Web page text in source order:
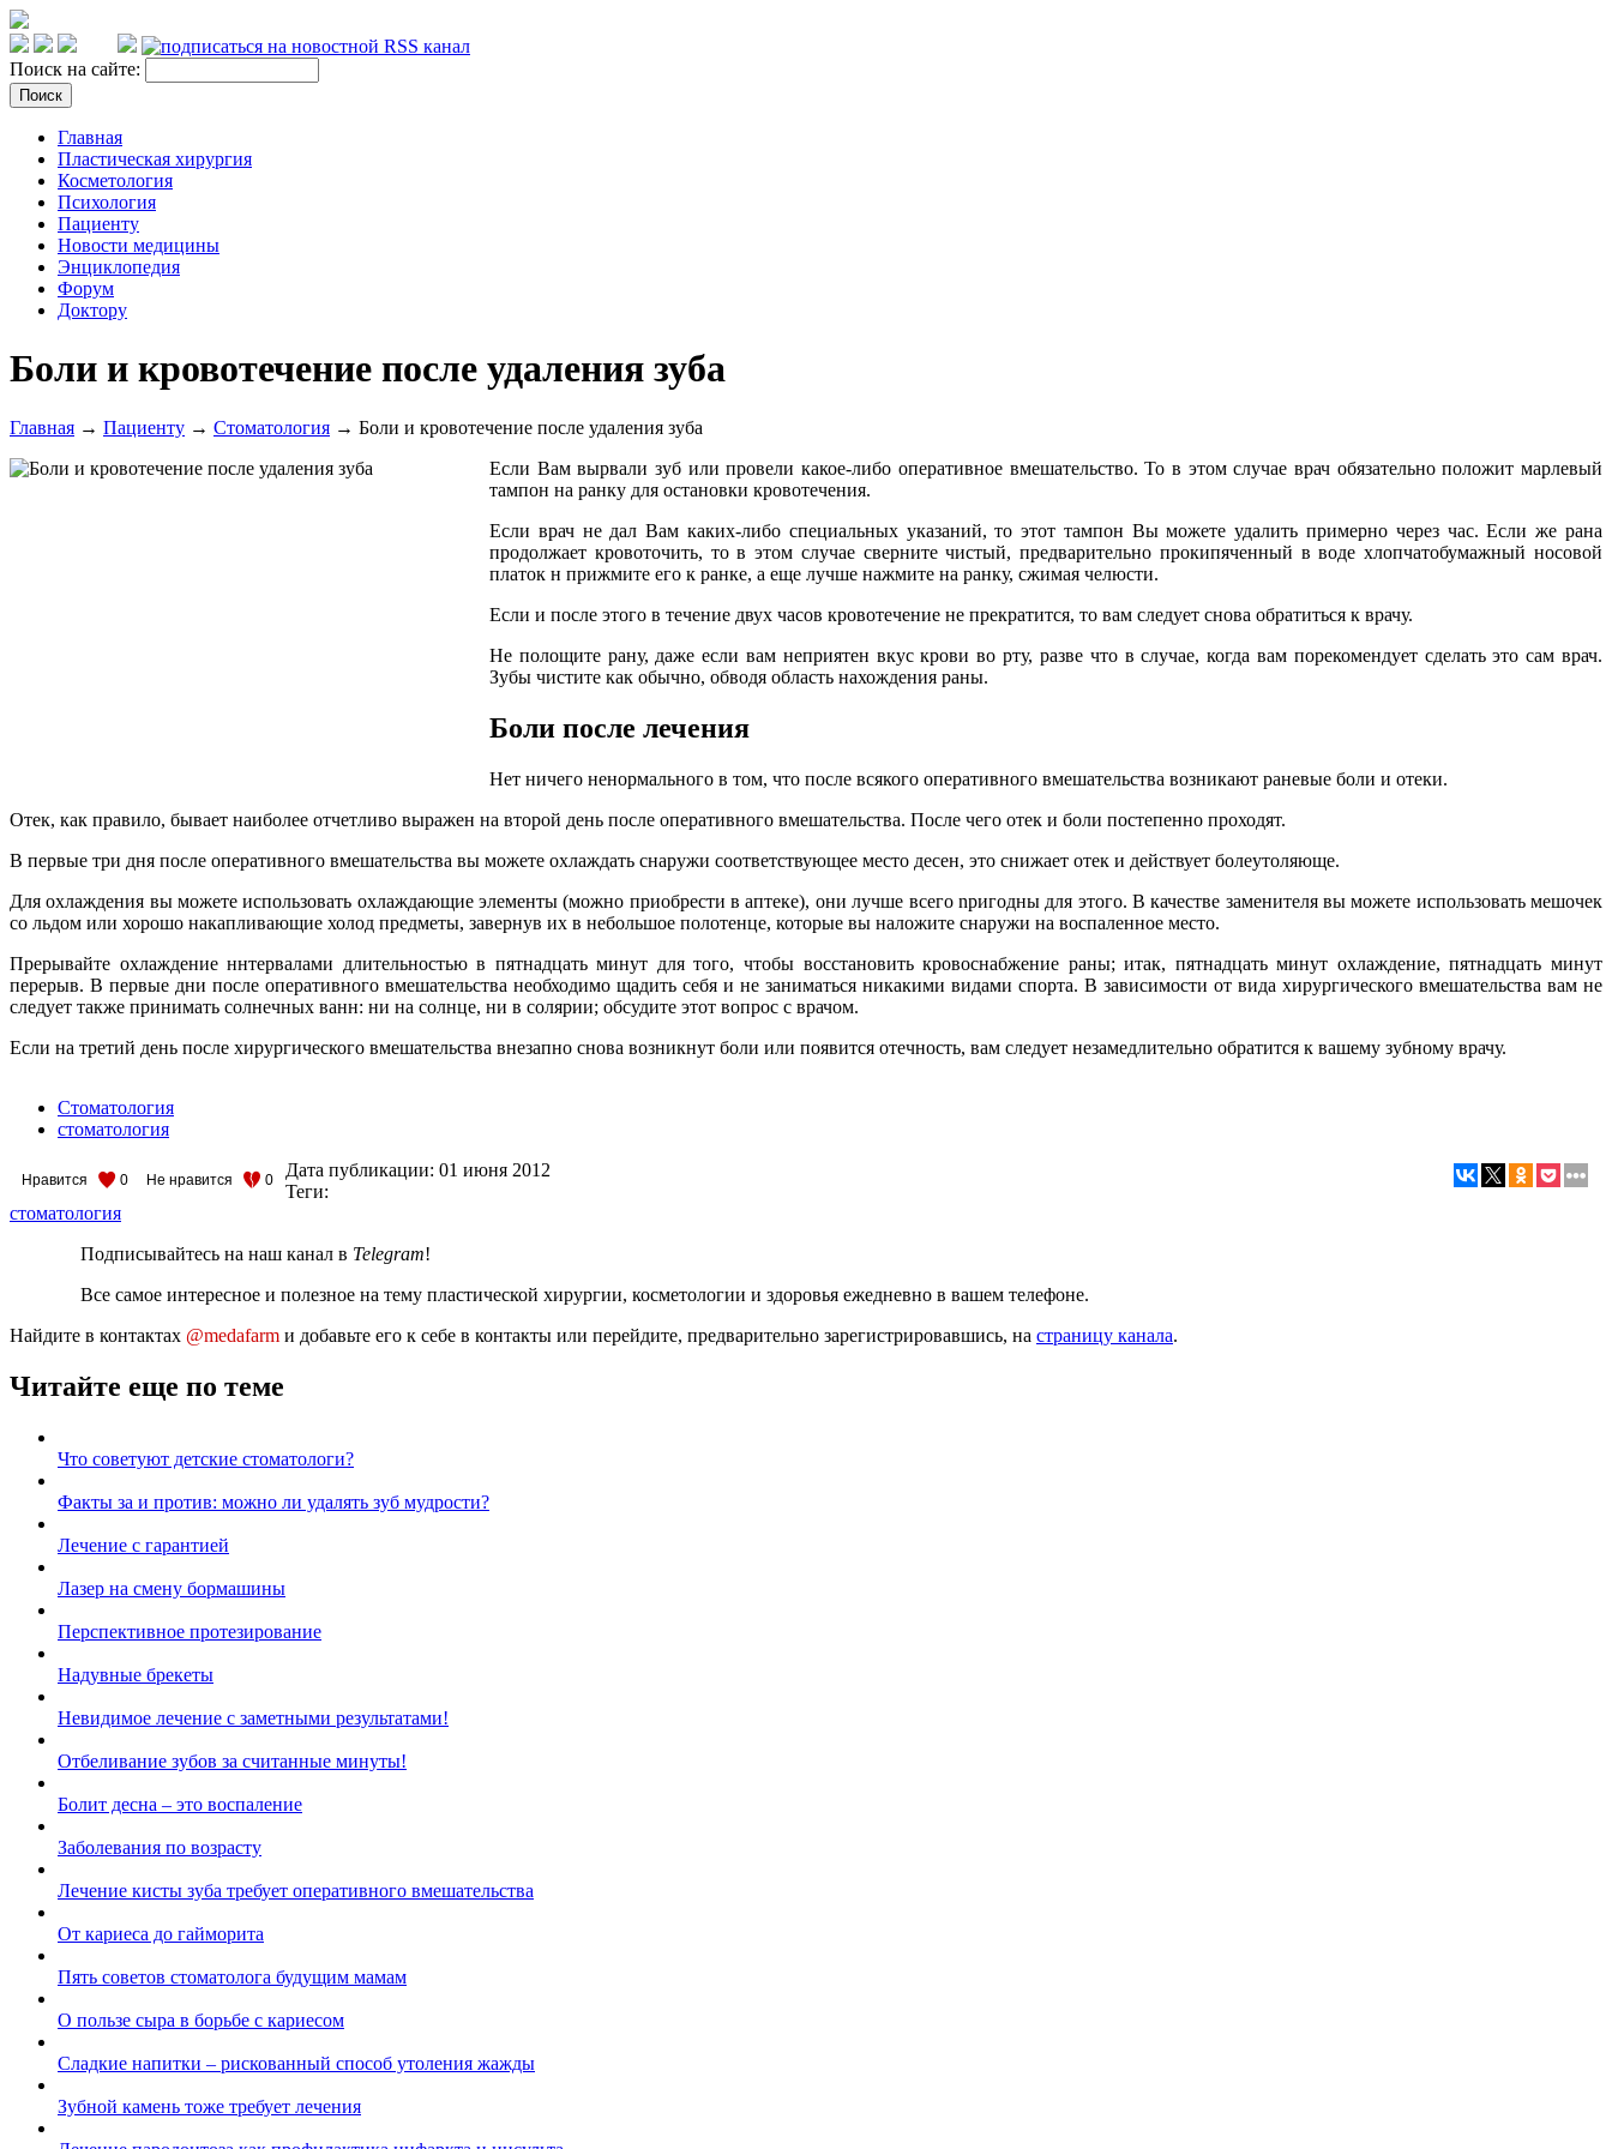
Поиск на сайте:
Главная
Пластическая хирургия
Косметология
Психология
Пациенту
Новости медицины
Энциклопедия
Форум
Доктору
Боли и кровотечение после удаления зуба
Главная → Пациенту → Стоматология → Боли и кровотечение после удаления зуба
Если Вам вырвали зуб или провели какое-либо оперативное вмешательство. То в этом случае врач обязательно положит марлевый
тампон на ранку для остановки кровотечения.
Если врач не дал Вам каких-либо специальных указаний, то этот тампон Вы можете удалить примерно через час. Если же рана
продолжает кровоточить, то в этом случае сверните чистый, предварительно прокипяченный в воде хлопчатобумажный носовой
платок н прижмите его к ранке, а еще лучше нажмите на ранку, сжимая челюсти.
Если и после этого в течение двух часов кровотечение не прекратится, то вам следует снова обратиться к врачу.
Не полощите рану, даже если вам неприятен вкус крови во рту, разве что в случае, когда вам порекомендует сделать это сам врач.
Зубы чистите как обычно, обводя область нахождения раны.
Боли после лечения
Нет ничего ненормального в том, что после всякого оперативного вмешательства возникают раневые боли и отеки.
Отек, как правило, бывает наиболее отчетливо выражен на второй день после оперативного вмешательства. После чего отек и боли постепенно проходят.
В первые три дня после оперативного вмешательства вы можете охлаждать снаружи соответствующее место десен, это снижает отек и действует болеутоляюще.
Для охлаждения вы можете использовать охлаждающие элементы (можно приобрести в аптеке), они лучше всего npигодны для этого. В качестве заменителя вы можете использовать мешочек
со льдом или хорошо накапливающие холод предметы, завернув их в небольшое полотенце, которые вы наложите снаружи на воспаленное место.
Прерывайте охлаждение ннтервалами длительностью в пятнадцать минут для того, чтобы восстановить кровоснабжение раны; итак, пятнадцать минут охлаждение, пятнадцать минут
перерыв. В первые дни после оперативного вмешательства необходимо щадить себя и не заниматься никакими видами спорта. В зависимости от вида хирургического вмешательства вам не
следует также принимать солнечных ванн: ни на солнце, ни в солярии; обсудите этот вопрос с врачом.
Если на третий день после хирургического вмешательства внезапно снова возникнут боли или появится отечность, вам следует незамедлительно обратится к вашему зубному врачу.
Стоматология
стоматология
Нравится 0 Не нравится 0 Дата публикации: 01 июня 2012
Теги:
стоматология
Подписывайтесь на наш канал в Telegram!
Все самое интересное и полезное на тему пластической хирургии, косметологии и здоровья ежедневно в вашем телефоне.
Найдите в контактах @medafarm и добавьте его к себе в контакты или перейдите, предварительно зарегистрировавшись, на страницу канала.
Читайте еще по теме
Что советуют детские стоматологи?
Факты за и против: можно ли удалять зуб мудрости?
Лечение с гарантией
Лазер на смену бормашины
Перспективное протезирование
Надувные брекеты
Невидимое лечение с заметными результатами!
Отбеливание зубов за считанные минуты!
Болит десна – это воспаление
Заболевания по возрасту
Лечение кисты зуба требует оперативного вмешательства
От кариеса до гайморита
Пять советов стоматолога будущим мамам
О пользе сыра в борьбе с кариесом
Сладкие напитки – рискованный способ утоления жажды
Зубной камень тоже требует лечения